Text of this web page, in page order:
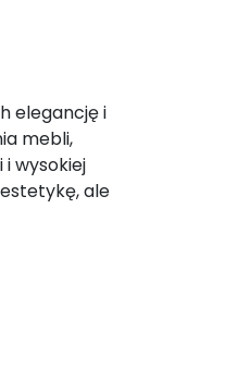
elegancję i
mebli,
wysokiej
ale